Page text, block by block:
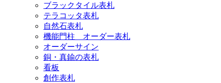
ブラックタイル表札
テラコッタ表札
自然石表札
機能門柱 オーダー表札
オーダーサイン
銅・真鍮の表札
看板
創作表札